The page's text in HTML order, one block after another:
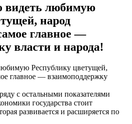
видеть любимую
народ
главное —
власти и народа!
Республику цветущей,
главное — взаимоподдержку
с остальными показателями
государства стоит
развивается и расширяется по